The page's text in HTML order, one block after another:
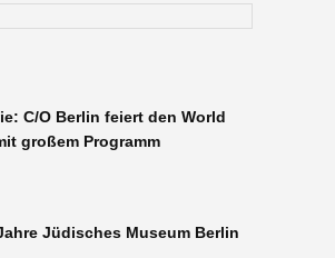
C/O Berlin feiert den World
großem Programm
Jüdisches Museum Berlin